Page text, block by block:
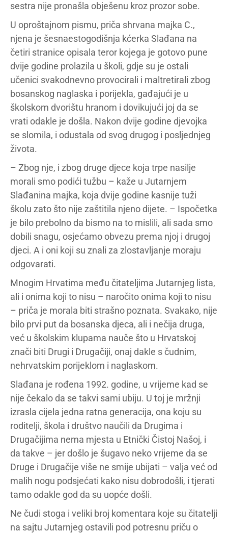
sestra nije pronašla obješenu kroz prozor sobe.
U oproštajnom pismu, priča shrvana majka C.,
njena je šesnaestogodišnja kćerka Slađana na
četiri stranice opisala teror kojega je gotovo pune
dvije godine prolazila u školi, gdje su je ostali
učenici svakodnevno provocirali i maltretirali zbog
bosanskog naglaska i porijekla, gađajući je u
školskom dvorištu hranom i dovikujući joj da se
vrati odakle je došla. Nakon dvije godine djevojka
se slomila, i odustala od svog drugog i posljednjeg
života.
– Zbog nje, i zbog druge djece koja trpe nasilje
morali smo podići tužbu – kaže u Jutarnjem
Slađanina majka, koja dvije godine kasnije tuži
školu zato što nije zaštitila njeno dijete. – Ispočetka
je bilo prebolno da bismo na to mislili, ali sada smo
dobili snagu, osjećamo obvezu prema njoj i drugoj
djeci. A i oni koji su znali za zlostavljanje moraju
odgovarati.
Mnogim Hrvatima među čitateljima Jutarnjeg lista,
ali i onima koji to nisu – naročito onima koji to nisu
– priča je morala biti strašno poznata. Svakako, nije
bilo prvi put da bosanska djeca, ali i nečija druga,
već u školskim klupama nauče što u Hrvatskoj
znači biti Drugi i Drugačiji, onaj dakle s čudnim,
nehrvatskim porijeklom i naglaskom.
Slađana je rođena 1992. godine, u vrijeme kad se
nije čekalo da se takvi sami ubiju. U toj je mržnji
izrasla cijela jedna ratna generacija, ona koju su
roditelji, škola i društvo naučili da Drugima i
Drugačijima nema mjesta u Etnički Čistoj Našoj, i
da takve – jer došlo je šugavo neko vrijeme da se
Druge i Drugačije više ne smije ubijati – valja već od
malih nogu podsjećati kako nisu dobrodošli, i tjerati
tamo odakle god da su uopće došli.
Ne čudi stoga i veliki broj komentara koje su čitatelji
na sajtu Jutarnjeg ostavili pod potresnu priču o